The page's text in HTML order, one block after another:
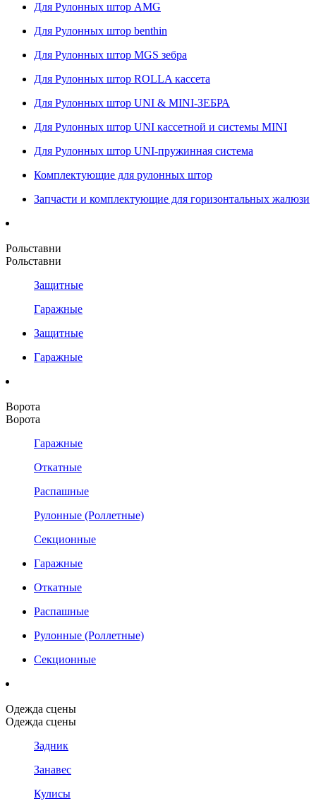
Для Рулонных штор AMG
Для Рулонных штор benthin
Для Рулонных штор MGS зебра
Для Рулонных штор ROLLA кассета
Для Рулонных штор UNI & MINI-ЗЕБРА
Для Рулонных штор UNI кассетной и системы MINI
Для Рулонных штор UNI-пружинная система
Комплектующие для рулонных штор
Запчасти и комплектующие для горизонтальных жалюзи
Рольставни
Рольставни
Защитные
Гаражные
Защитные
Гаражные
Ворота
Ворота
Гаражные
Откатные
Распашные
Рулонные (Роллетные)
Секционные
Гаражные
Откатные
Распашные
Рулонные (Роллетные)
Секционные
Одежда сцены
Одежда сцены
Задник
Занавес
Кулисы